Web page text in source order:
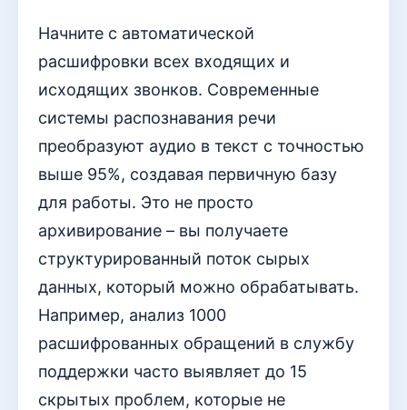
Начните с автоматической
расшифровки всех входящих и
исходящих звонков. Современные
системы распознавания речи
преобразуют аудио в текст с точностью
выше 95%, создавая первичную базу
для работы. Это не просто
архивирование – вы получаете
структурированный поток сырых
данных, который можно обрабатывать.
Например, анализ 1000
расшифрованных обращений в службу
поддержки часто выявляет до 15
скрытых проблем, которые не